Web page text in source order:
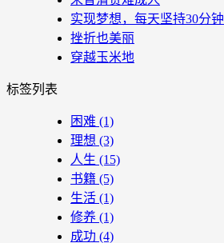
实现梦想，每天坚持30分钟
挫折也美丽
穿越玉米地
标签列表
困难 (1)
理想 (3)
人生 (15)
书籍 (5)
生活 (1)
修养 (1)
成功 (4)